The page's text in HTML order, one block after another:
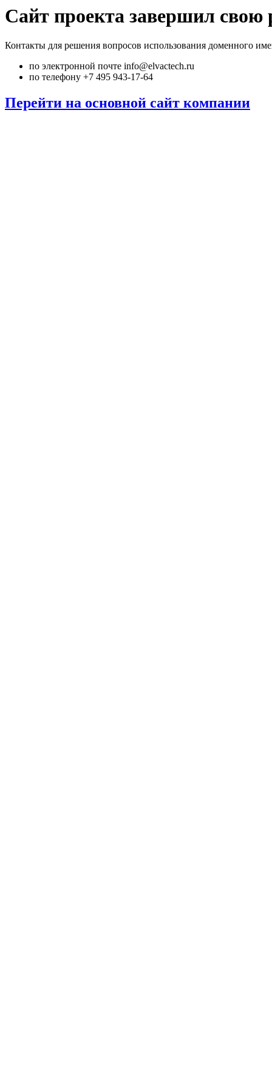
Сайт проекта завершил свою
Контакты для решения вопросов использования доменного
по электронной почте info@elvactech.ru
по телефону +7 495 943-17-64
Перейти на основной сайт компании